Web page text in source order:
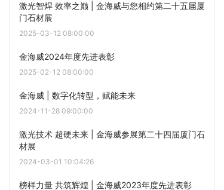
激光智焊 效率之巅 | 金海威与您相约第二十五届厦
门石材展
2025-03-12 08:00:00
金海威2024年度先进表彰
2025-02-12 08:00:00
金海威 | 数字化转型，赋能未来
2024-11-28 09:00:00
激光技术 超硬未来 | 金海威参展第二十四届厦门石
材展
2024-03-01 10:04:26
榜样力量 共筑辉煌 | 金海威2023年度先进表彰